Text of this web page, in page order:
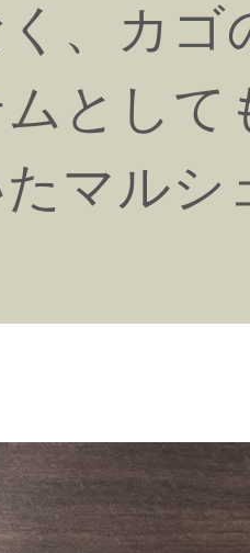
、カゴ
とし
マル